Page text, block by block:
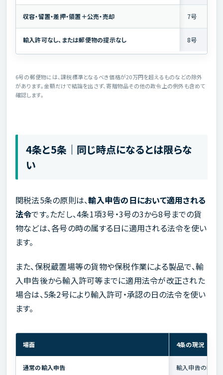
収容・留置・差押・領置＋公売・売却 7号
輸入許可なし、または郵便物の提示なし 8号
6号の郵便物には、課税標準となるべき価格が20万円を超えるものなどの除外
があります。金額だけで結論を出さず、寄贈物品その他の政令上の例外も含めて
確認します。
4条と5条｜同じ時点になるとは限らな
い
関税法5条の原則は、輸入申告の日において適用される
法令です。ただし、4条1項3号・3号の3から8号までの貨
物などは、各号の時の属する日に適用される法令を使い
ます。
また、保税蔵置場等の貨物や保税作業による製品で、輸
入申告後から輸入許可等までに適用法令が改正された
場合は、5条2号により輸入許可・承認の日の法令を使い
ます。
場面 4条の現況
通常の輸入申告 輸入申告の時